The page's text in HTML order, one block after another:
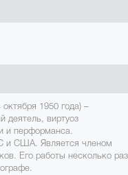
1950 года) –
виртуоз
и перформанса.
и США. Является членом
Его работы несколько раз